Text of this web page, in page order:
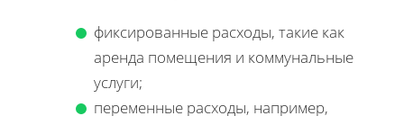
фиксированные расходы, такие как
аренда помещения и коммунальные
услуги;
переменные расходы, например,